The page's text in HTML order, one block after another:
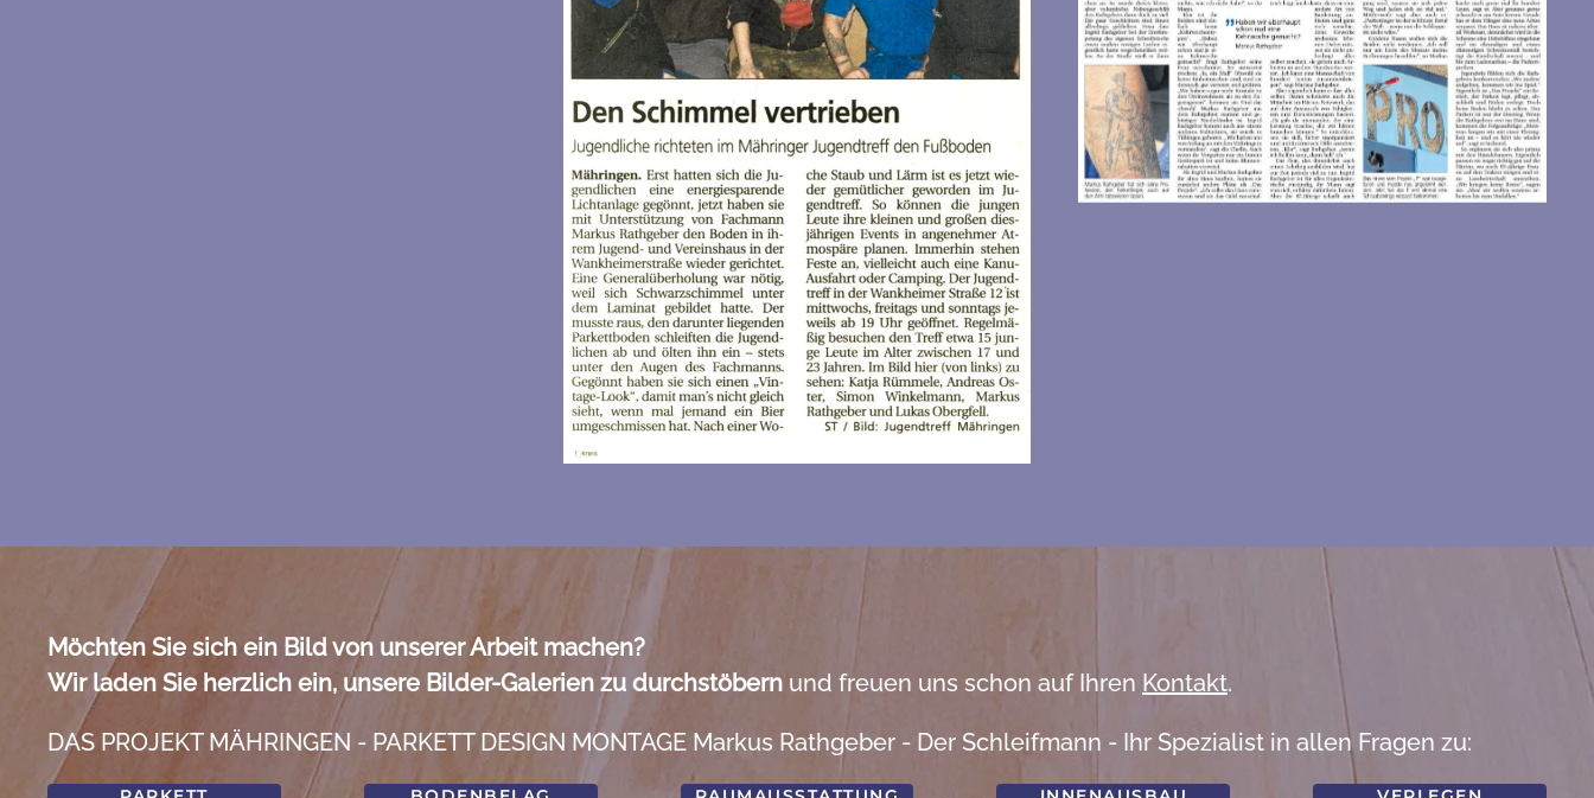
Möchten Sie sich ein Bild von unserer Arbeit machen?
Wir laden Sie herzlich ein, unsere Bilder-Galerien zu durchstöbern und freuen uns schon auf Ihren Kontakt.
DAS PROJEKT MÄHRINGEN - PARKETT DESIGN MONTAGE Markus Rathgeber - Der Schleifmann - Ihr Spezialist in allen Fragen zu: